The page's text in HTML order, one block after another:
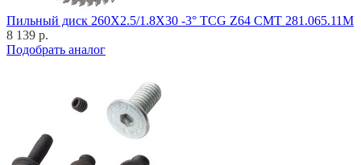
Пильный диск 260X2.5/1.8X30 -3° TCG Z64 CMT 281.065.11M
8 139 р.
Подобрать аналог